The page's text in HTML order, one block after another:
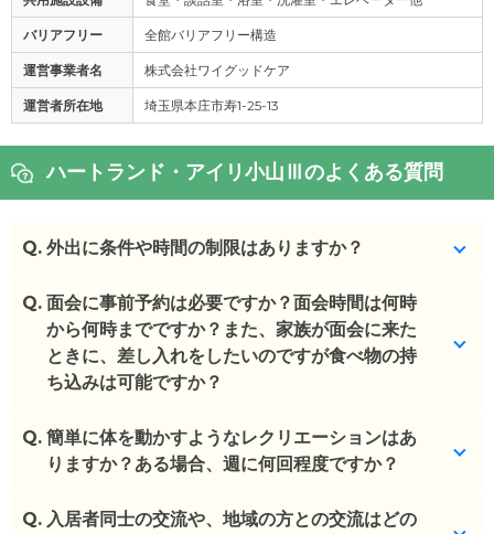
バリアフリー 全館バリアフリー構造
運営事業者名 株式会社ワイグッドケア
運営者所在地 埼玉県本庄市寿1-25-13
ハートランド・アイリ小山Ⅲのよくある質問
Q. 外出に条件や時間の制限はありますか？
特にございません。
(回答者: 施設担当者,回答日: 2024/04/08)
Q. 面会に事前予約は必要ですか？面会時間は何時
から何時までですか？また、家族が面会に来た
ときに、差し入れをしたいのですが食べ物の持
ち込みは可能ですか？
大人数の場合は、事前連絡をお願いします。9~18時
となります。差し入れは可能です。
(回答者: 施設担当者,回答日: 2024/04/08)
Q. 簡単に体を動かすようなレクリエーションはあ
りますか？ある場合、週に何回程度ですか？
デイサービスなどのご利用となります。
Q. 入居者同士の交流や、地域の方との交流はどの